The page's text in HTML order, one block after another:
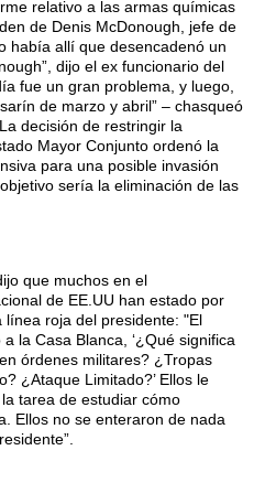
relativo a las armas químicas
de Denis McDonough, jefe de
había allí que desencadenó un
dijo el ex funcionario del
fue un gran problema, y luego,
de marzo y abril” – chasqueó
decisión de restringir la
Mayor Conjunto ordenó la
para una posible invasión
sería la eliminación de las
que muchos en el
de EE.UU han estado por
roja del presidente: "El
la Casa Blanca, ‘¿Qué significa
órdenes militares? ¿Tropas
¿Ataque Limitado?’ Ellos le
tarea de estudiar cómo
Ellos no se enteraron de nada